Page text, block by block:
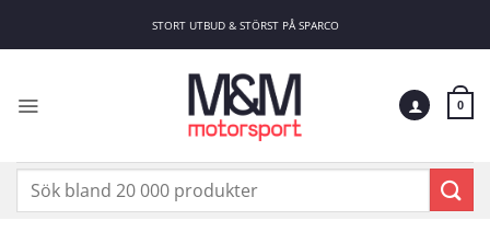
STORT UTBUD & STÖRST PÅ SPARCO
0
Sök